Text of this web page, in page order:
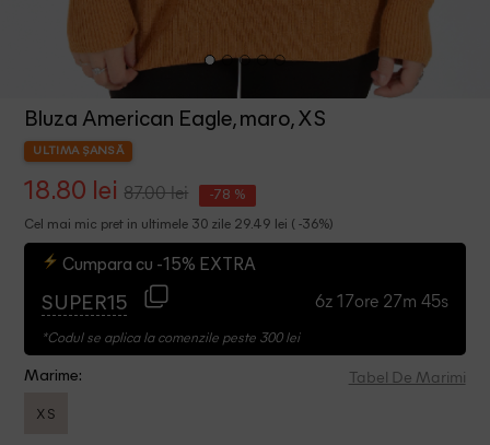
Bluza American Eagle, maro, XS
ULTIMA ȘANSĂ
18.80 lei 87.00 lei -78 %
Cel mai mic pret in ultimele 30 zile 29.49 lei ( -36%)
Cumpara cu -15% EXTRA
SUPER15 6z 17ore 27m 44s
*Codul se aplica la comenzile peste 300 lei
Marime: Tabel De Marimi
XS